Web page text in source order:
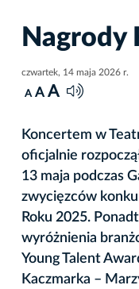
Nagrody
czwartek, 14 maja 2026 r.
A A A
Koncertem w
oficjalnie
13 maja podczas
zwycięzców
Roku 2025.
wyróżnienia
Young Talent
Kaczmarka –